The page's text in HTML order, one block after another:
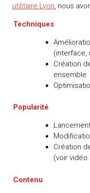
utilitaire Lyon , nous
Techniques
(interface,
Création
ensemble
Popularité
Création
(voir vidéo
Contenu